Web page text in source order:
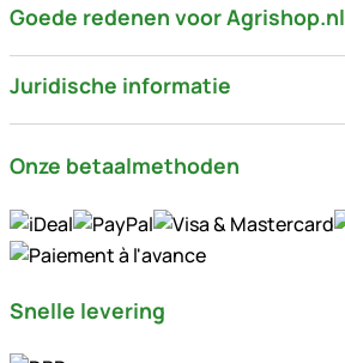
Goede redenen voor Agrishop.nl
Juridische informatie
Onze betaalmethoden
Snelle levering